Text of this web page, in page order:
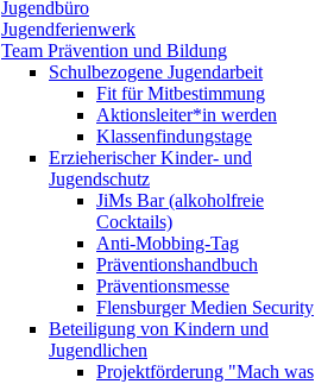
Jugendbüro
Jugendferienwerk
Team Prävention und Bildung
Schulbezogene Jugendarbeit
Fit für Mitbestimmung
Aktionsleiter*in werden
Klassenfindungstage
Erzieherischer Kinder- und
Jugendschutz
JiMs Bar (alkoholfreie
Cocktails)
Anti-Mobbing-Tag
Präventionshandbuch
Präventionsmesse
Flensburger Medien Security
Beteiligung von Kindern und
Jugendlichen
Projektförderung "Mach was